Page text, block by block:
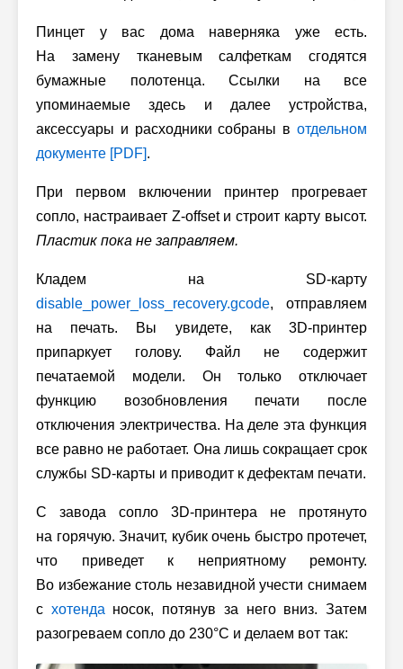
Пинцет у вас дома наверняка уже есть.
На замену тканевым салфеткам сгодятся
бумажные полотенца. Ссылки на все
упоминаемые здесь и далее устройства,
аксессуары и расходники собраны в отдельном
документе [PDF].
При первом включении принтер прогревает
сопло, настраивает Z-offset и строит карту высот.
Пластик пока не заправляем.
Кладем на SD-карту
disable_power_loss_recovery.gcode, отправляем
на печать. Вы увидете, как 3D-принтер
припаркует голову. Файл не содержит
печатаемой модели. Он только отключает
функцию возобновления печати после
отключения электричества. На деле эта функция
все равно не работает. Она лишь сокращает срок
службы SD-карты и приводит к дефектам печати.
С завода сопло 3D-принтера не протянуто
на горячую. Значит, кубик очень быстро протечет,
что приведет к неприятному ремонту.
Во избежание столь незавидной учести снимаем
с хотенда носок, потянув за него вниз. Затем
разогреваем сопло до 230°C и делаем вот так: